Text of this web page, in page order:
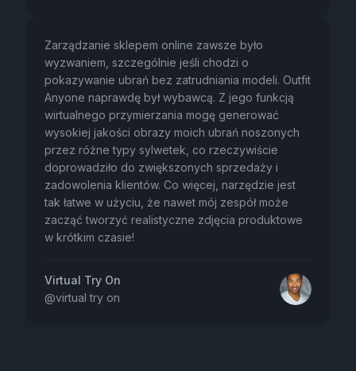
Zarządzanie sklepem online zawsze było
wyzwaniem, szczególnie jeśli chodzi o
pokazywanie ubrań bez zatrudniania modeli. Outfit
Anyone naprawdę był wybawcą. Z jego funkcją
wirtualnego przymierzania mogę generować
wysokiej jakości obrazy moich ubrań noszonych
przez różne typy sylwetek, co rzeczywiście
doprowadziło do zwiększonych sprzedaży i
zadowolenia klientów. Co więcej, narzędzie jest
tak łatwe w użyciu, że nawet mój zespół może
zacząć tworzyć realistyczne zdjęcia produktowe
w krótkim czasie!
Virtual Try On
@virtual try on